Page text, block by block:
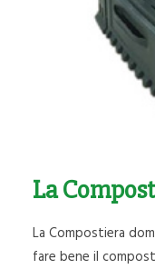
La
La Compostiera
fare bene il